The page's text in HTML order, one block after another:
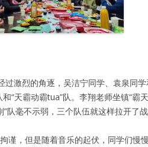
过激烈的角逐，吴洁宁同学、袁泉同
“天霸动霸tua”队。李翔老师坐镇“霸
队毫不示弱，三个队伍就这样拉开了战
谨，但是随着音乐的起伏，同学们慢